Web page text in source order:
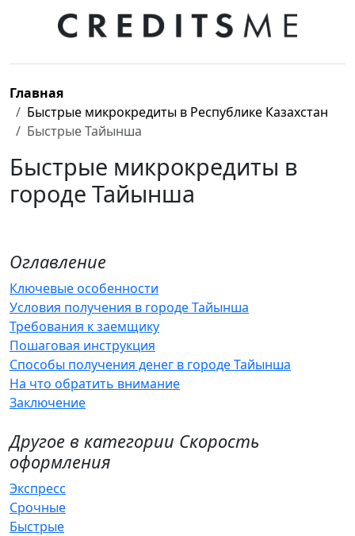
Главная
Быстрые микрокредиты в Республике Казахстан
Быстрые Тайынша
Быстрые микрокредиты в
городе Тайынша
Оглавление
Ключевые особенности
Условия получения в городе Тайынша
Требования к заемщику
Пошаговая инструкция
Способы получения денег в городе Тайынша
На что обратить внимание
Заключение
Другое в категории Скорость
оформления
Экспресс
Срочные
Быстрые